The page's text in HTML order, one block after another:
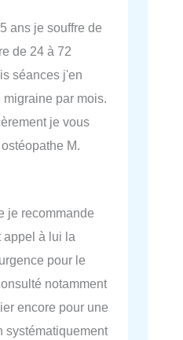
ans je souffre de
de 24 à 72
séances j'en
par mois.
je vous
M.
je recommande
appel à lui la
pour le
notamment
encore pour une
systématiquement